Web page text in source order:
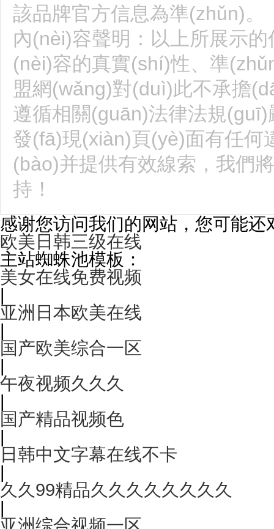
該品牌官方信息為準(zhǔn)。
內(nèi)容聲明：以上所展示
(nèi)容的真實(shí)性、準
盟網(wǎng)對(duì)此不承擔
遵循相關(guān)法律法規
發(fā)現(xiàn)頁(yè)面有任何
(bào)并提供有效線索，我們
持！
感谢您访问我们的网站，您可能还
欧美日韩三级在线
主站蜘蛛池模板：
美女在线免费视频
|
亚洲日本欧美在线
|
国产欧美综合一区
|
午夜视频久久久
|
国产精品视频色
|
日韩中文字幕在线不卡
|
久久99精品久久久久久久久久
|